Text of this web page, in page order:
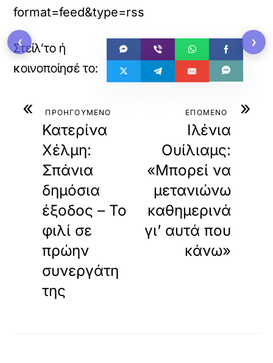
format=feed&type=rss
« ΠΡΟΗΓΟΥΜΕΝΟ
Κατερίνα
Χέλμη:
Σπάνια
δημόσια
έξοδος – Το
φιλί σε
πρώην
συνεργάτη
της
»
ΕΠΟΜΕΝΟ
Ιλένια
Ουίλιαμς:
«Μπορεί να
μετανιώνω
καθημερινά
γι’ αυτά που
κάνω»
‹ ›